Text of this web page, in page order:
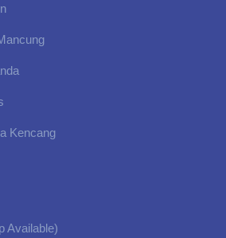
Kencang
Available)